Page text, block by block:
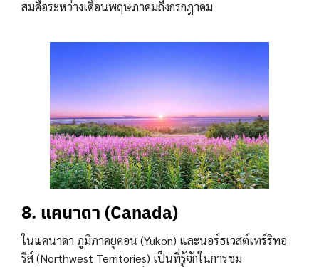
สมคือระหว่างเดือนพฤษภาคมถึงกรกฎาคม
8. แคนาดา (Canada)
ในแคนาดา ภูมิภาคยูคอน (Yukon) และนอร์ธเวสต์เทร์ริทอ
รีส์ (Northwest Territories) เป็นที่รู้จักในการชม